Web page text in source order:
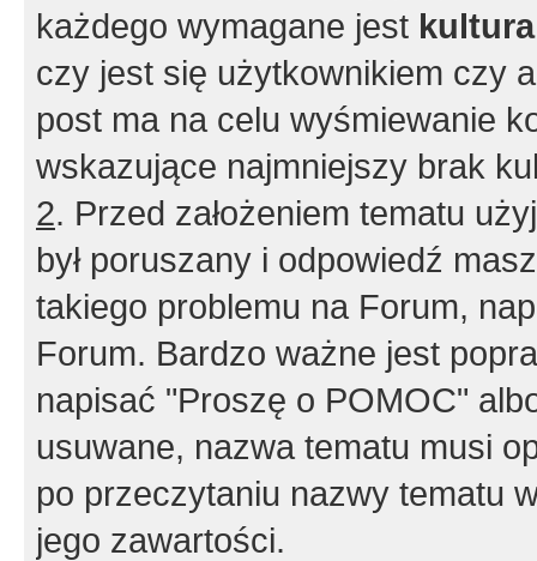
każdego wymagane jest
czy jest się użytkownikiem czy
post ma na celu wyśmiewanie
wskazujące najmniejszy brak
2. Przed założeniem tematu
był poruszany i odpowiedź
takiego problemu na Forum,
Forum. Bardzo ważne jest
napisać "Proszę o POMOC"
usuwane, nazwa tematu musi
po przeczytaniu nazwy tematu
jego zawartości.